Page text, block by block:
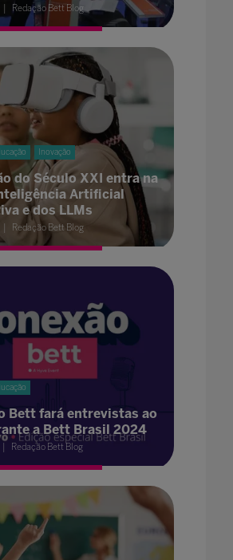
Redação Bett Blog
Inovação
do Século XXI entra na
Artificial
e dos LLMs
Redação Bett Blog
Bett fará entrevistas ao
a Bett Brasil 2024
Redação Bett Blog